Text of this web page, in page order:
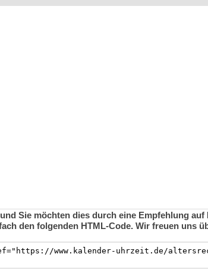
Sie möchten dies durch eine Empfehlung
den folgenden HTML-Code. Wir freuen uns